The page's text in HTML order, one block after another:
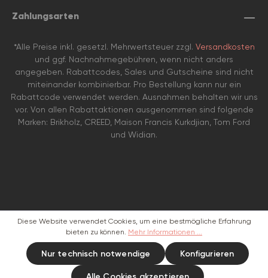
Zahlungsarten
*Alle Preise inkl. gesetzl. Mehrwertsteuer zzgl. Versandkosten
und ggf. Nachnahmegebühren, wenn nicht anders
angegeben. Rabattcodes, Sales und Gutscheine sind nicht
miteinander kombinierbar. Pro Bestellung kann nur ein
Rabattcode verwendet werden. Ausnahmen behalten wir uns
vor. Von allen Rabattaktionen ausgenommen sind folgende
Marken: Brikholz, CREED, Maison Francis Kurkdjian, Tom Ford
und Widian.
Diese Website verwendet Cookies, um eine bestmögliche Erfahrung
bieten zu können. Mehr Informationen ...
Nur technisch notwendige Konfigurieren